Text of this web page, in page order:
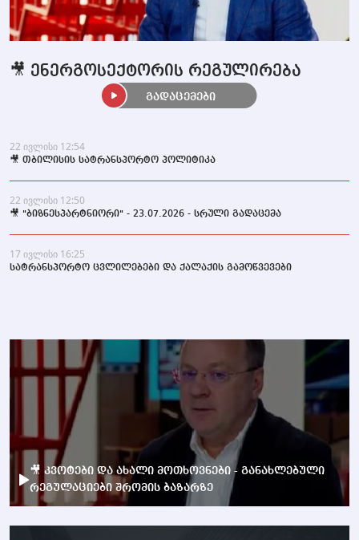
22 ივლისი 12:54
🎥 თბილისის სატრანსპორტო პოლიტიკა
22 ივლისი 12:50
🎥 "ბიზნესპარტნიორი" - 23.07.2026 - სრული გადაცემა
17 ივლისი 16:25
სატრანსპორტო ცვლილებები და ქალაქის გამოწვევები
🎥 ენერგოსექტორის რეგულირება
გადაცემები
🎥 კვოტები და ახალი მოთხოვნები - განახლებული
რეგულაციები შრომის ბაზარზე